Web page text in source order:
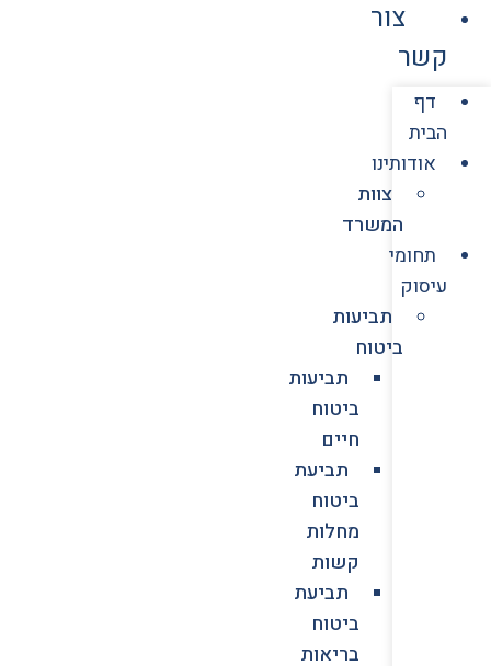
צור
קשר
דף
הבית
אודותינו
צוות
המשרד
תחומי
עיסוק
תביעות
ביטוח
תביעות
ביטוח
חיים
תביעת
ביטוח
מחלות
קשות
תביעת
ביטוח
בריאות